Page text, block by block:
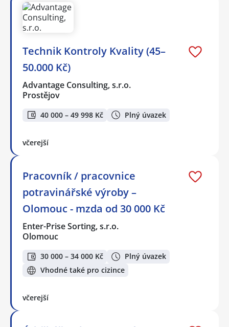
Technik Kontroly Kvality (45–
50.000 Kč)
Advantage Consulting, s.r.o.
Prostějov
40 000 – 49 998 Kč Plný úvazek
včerejší
Pracovník / pracovnice
potravinářské výroby –
Olomouc - mzda od 30 000 Kč
Enter-Prise Sorting, s.r.o.
Olomouc
30 000 – 34 000 Kč
Plný úvazek
Vhodné také pro cizince
včerejší